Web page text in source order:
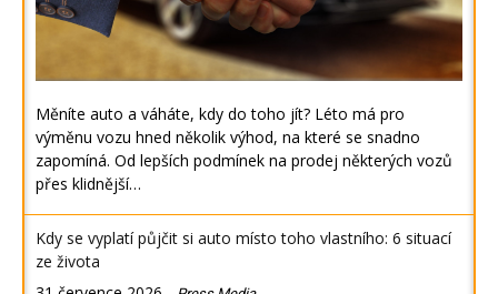
Měníte auto a váháte, kdy do toho jít? Léto má pro
výměnu vozu hned několik výhod, na které se snadno
zapomíná. Od lepších podmínek na prodej některých vozů
přes klidnější…
Kdy se vyplatí půjčit si auto místo toho vlastního: 6 situací
ze života